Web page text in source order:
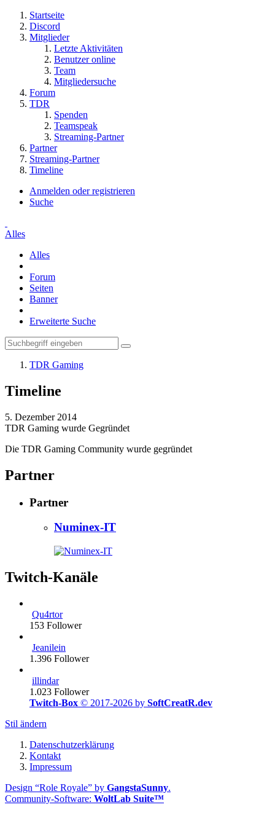
Startseite
Discord
Mitglieder
Letzte Aktivitäten
Benutzer online
Team
Mitgliedersuche
Forum
TDR
Spenden
Teamspeak
Streaming-Partner
Partner
Streaming-Partner
Timeline
Anmelden oder registrieren
Suche
Alles
Alles
Forum
Seiten
Banner
Erweiterte Suche
TDR Gaming
Timeline
5. Dezember 2014
TDR Gaming wurde Gegründet
Die TDR Gaming Community wurde gegründet
Partner
Partner
Numinex-IT
Twitch-Kanäle
Qu4rtor
153 Follower
Jeanilein
1.396 Follower
illindar
1.023 Follower
Twitch-Box © 2017-2026 by SoftCreatR.dev
Stil ändern
Datenschutzerklärung
Kontakt
Impressum
Design “Role Royale” by GangstaSunny.
Community-Software: WoltLab Suite™